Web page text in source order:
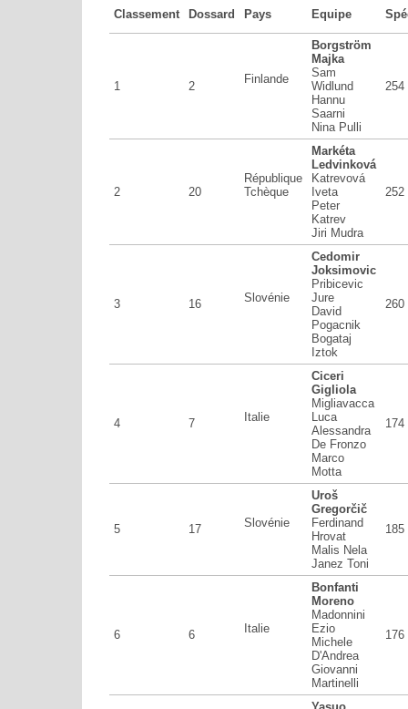
Classement Dossard Pays Equipe
1 2
Finlande
Borgström
Majka
Sam
Widlund
Hannu
Saarni
Nina Pulli
254
2 20
République
Tchèque
Markéta
Ledvinková
Katrevová
Iveta
Peter
Katrev
Jiri Mudra
252
3 16 Slovénie
Cedomir
Joksimovic
Pribicevic
Jure
David
Pogacnik
Bogataj
Iztok
260
4 7 Italie
Ciceri
Gigliola
Migliavacca
Luca
Alessandra
De Fronzo
Marco
Motta
174
5 17 Slovénie
Uroš
Gregorčič
Ferdinand
Hrovat
Malis Nela
Janez Toni
185
6 6 Italie
Bonfanti
Moreno
Madonnini
Ezio
Michele
D'Andrea
Giovanni
Martinelli
176